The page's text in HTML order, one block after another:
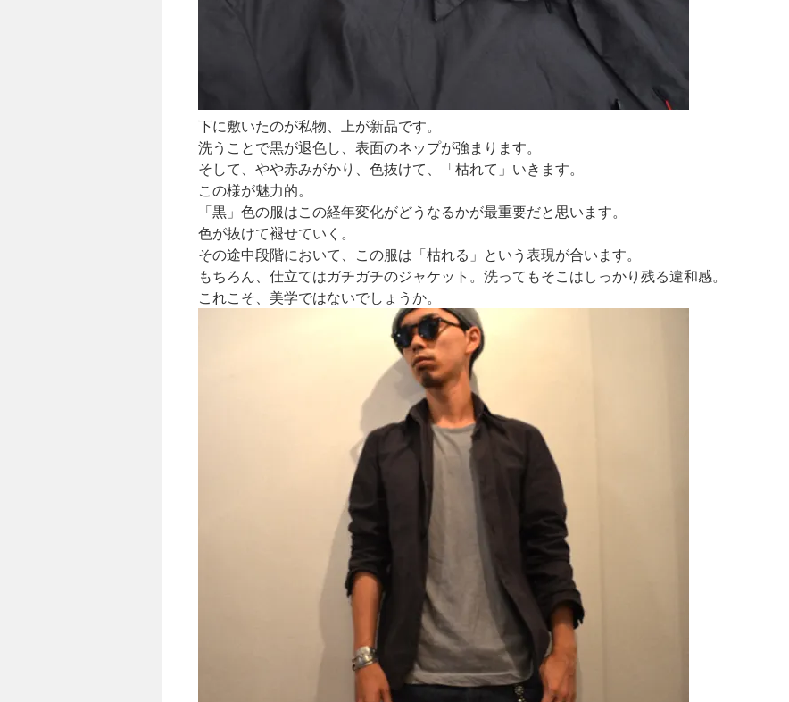
下に敷いたのが私物、上が新品です。
洗うことで黒が退色し、表面のネップが強まります。
そして、やや赤みがかり、色抜けて、「枯れて」いきます。
この様が魅力的。
「黒」色の服はこの経年変化がどうなるかが最重要だと思います。
色が抜けて褪せていく。
その途中段階において、この服は「枯れる」という表現が合います。
もちろん、仕立てはガチガチのジャケット。洗ってもそこはしっかり残る違和感。
これこそ、美学ではないでしょうか。